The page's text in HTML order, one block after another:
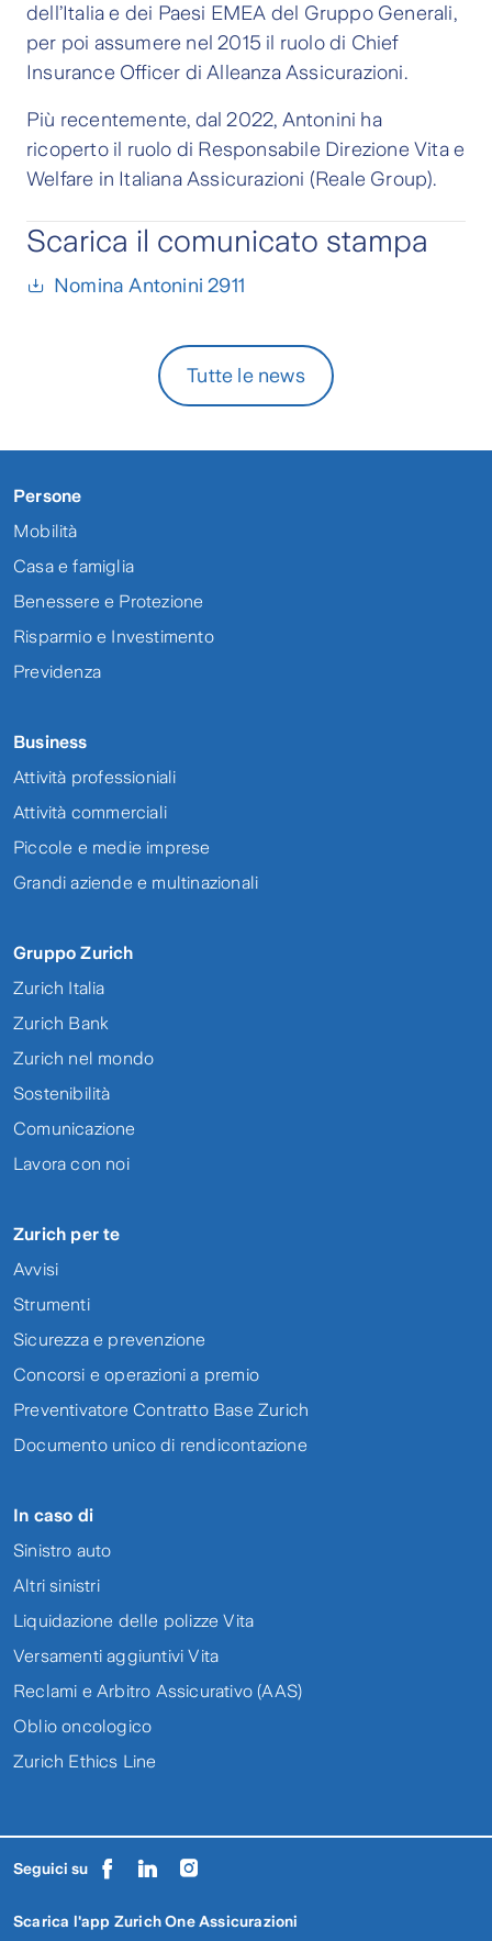
dell’Italia e dei Paesi EMEA del Gruppo Generali,
per poi assumere nel 2015 il ruolo di Chief
Insurance Officer di Alleanza Assicurazioni.
Più recentemente, dal 2022, Antonini ha
ricoperto il ruolo di Responsabile Direzione Vita e
Welfare in Italiana Assicurazioni (Reale Group).
Scarica il comunicato stampa
Nomina Antonini 2911
Tutte le news
Persone
Mobilità
Casa e famiglia
Benessere e Protezione
Risparmio e Investimento
Previdenza
Business
Attività professioniali
Attività commerciali
Piccole e medie imprese
Grandi aziende e multinazionali
Gruppo Zurich
Zurich Italia
Zurich Bank
Zurich nel mondo
Sostenibilità
Comunicazione
Lavora con noi
Zurich per te
Avvisi
Strumenti
Sicurezza e prevenzione
Concorsi e operazioni a premio
Preventivatore Contratto Base Zurich
Documento unico di rendicontazione
In caso di
Sinistro auto
Altri sinistri
Liquidazione delle polizze Vita
Versamenti aggiuntivi Vita
Reclami e Arbitro Assicurativo (AAS)
Oblio oncologico
Zurich Ethics Line
Seguici su
Scarica l'app Zurich One Assicurazioni